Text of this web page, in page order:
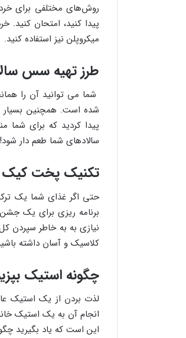
روش‌های مختلفی برای خرد
پیدا کنید، امتحان کنید.
میکروپلن نیز استفاده کنید.
طرز تهیه سس
شما می توانید آن را
شده است. همچنین بسیار
پیدا کردید که برای
سالادهای شما طعم دار شود!
تکنیک پخت کیک
حتی اگر غذای شما یک
برنامه ریزی برای یک
نیازی به به خاطر سپردن
کلاسیک و آسان داشته
چگونه استیک
لذت بردن از یک استیک
انجام آن به یک استیک
این است که یاد بگیرید